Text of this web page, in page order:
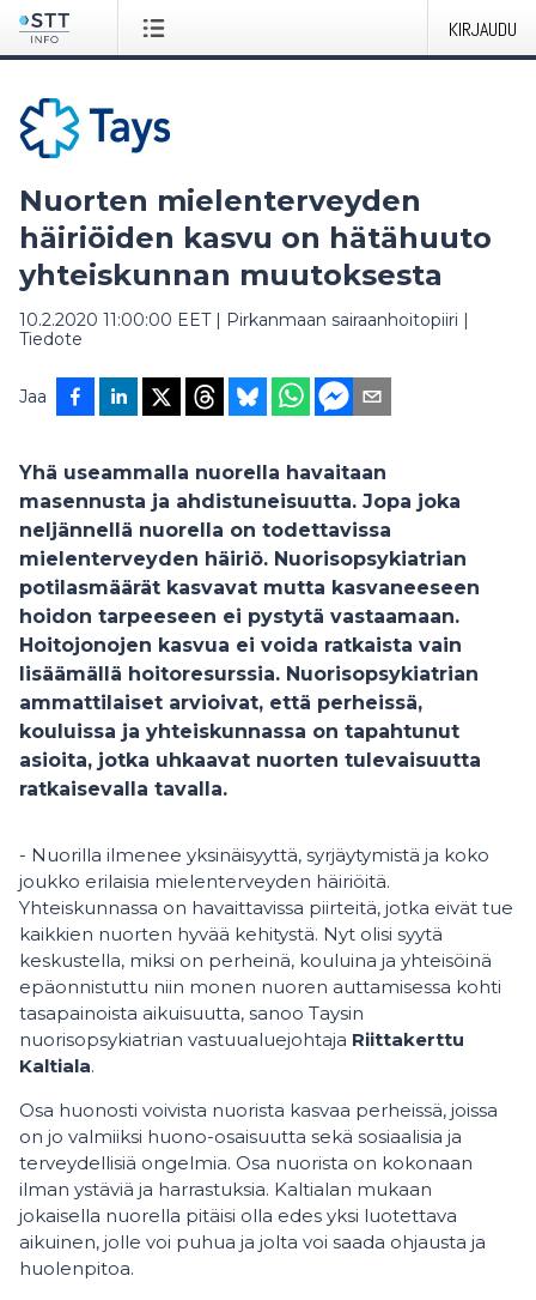
KIRJAUDU
Nuorten mielenterveyden
häiriöiden kasvu on hätähuuto
yhteiskunnan muutoksesta
10.2.2020 11:00:00 EET| Pirkanmaan sairaanhoitopiiri |
Tiedote
Jaa
Yhä useammalla nuorella havaitaan
masennusta ja ahdistuneisuutta. Jopa joka
neljännellä nuorella on todettavissa
mielenterveyden häiriö. Nuorisopsykiatrian
potilasmäärät kasvavat mutta kasvaneeseen
hoidon tarpeeseen ei pystytä vastaamaan.
Hoitojonojen kasvua ei voida ratkaista vain
lisäämällä hoitoresurssia. Nuorisopsykiatrian
ammattilaiset arvioivat, että perheissä,
kouluissa ja yhteiskunnassa on tapahtunut
asioita, jotka uhkaavat nuorten tulevaisuutta
ratkaisevalla tavalla.
- Nuorilla ilmenee yksinäisyyttä, syrjäytymistä ja koko
joukko erilaisia mielenterveyden häiriöitä.
Yhteiskunnassa on havaittavissa piirteitä, jotka eivät tue
kaikkien nuorten hyvää kehitystä. Nyt olisi syytä
keskustella, miksi on perheinä, kouluina ja yhteisöinä
epäonnistuttu niin monen nuoren auttamisessa kohti
tasapainoista aikuisuutta, sanoo Taysin
nuorisopsykiatrian vastuualuejohtaja Riittakerttu
Kaltiala.
Osa huonosti voivista nuorista kasvaa perheissä, joissa
on jo valmiiksi huono-osaisuutta sekä sosiaalisia ja
terveydellisiä ongelmia. Osa nuorista on kokonaan
ilman ystäviä ja harrastuksia. Kaltialan mukaan
jokaisella nuorella pitäisi olla edes yksi luotettava
aikuinen, jolle voi puhua ja jolta voi saada ohjausta ja
huolenpitoa.